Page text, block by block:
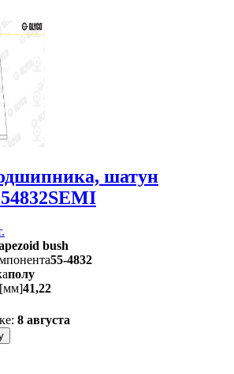
шатун
bush
55-4832
полу
41,22
8 августа